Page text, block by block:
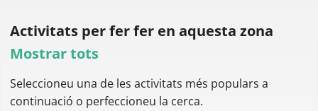
Activitats per ferfer en aquesta zona
Mostrar tots
Seleccioneu una de les activitats més populars a
continuació o perfeccioneu la cerca.